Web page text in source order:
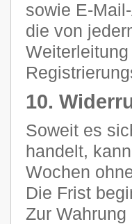
sowie E-
die von
10.
Soweit es
handelt,
Wochen
Die Frist
Zur